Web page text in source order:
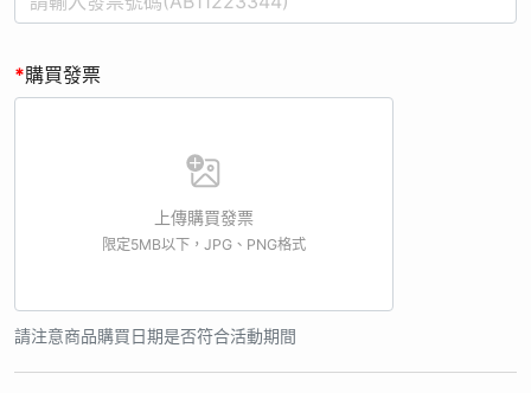
*購買發票
上傳購買發票
限定5MB以下，JPG、PNG格式
請注意商品購買日期是否符合活動期間